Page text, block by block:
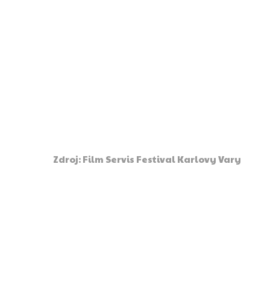
Zdroj: Film Servis Festival Karlovy Vary